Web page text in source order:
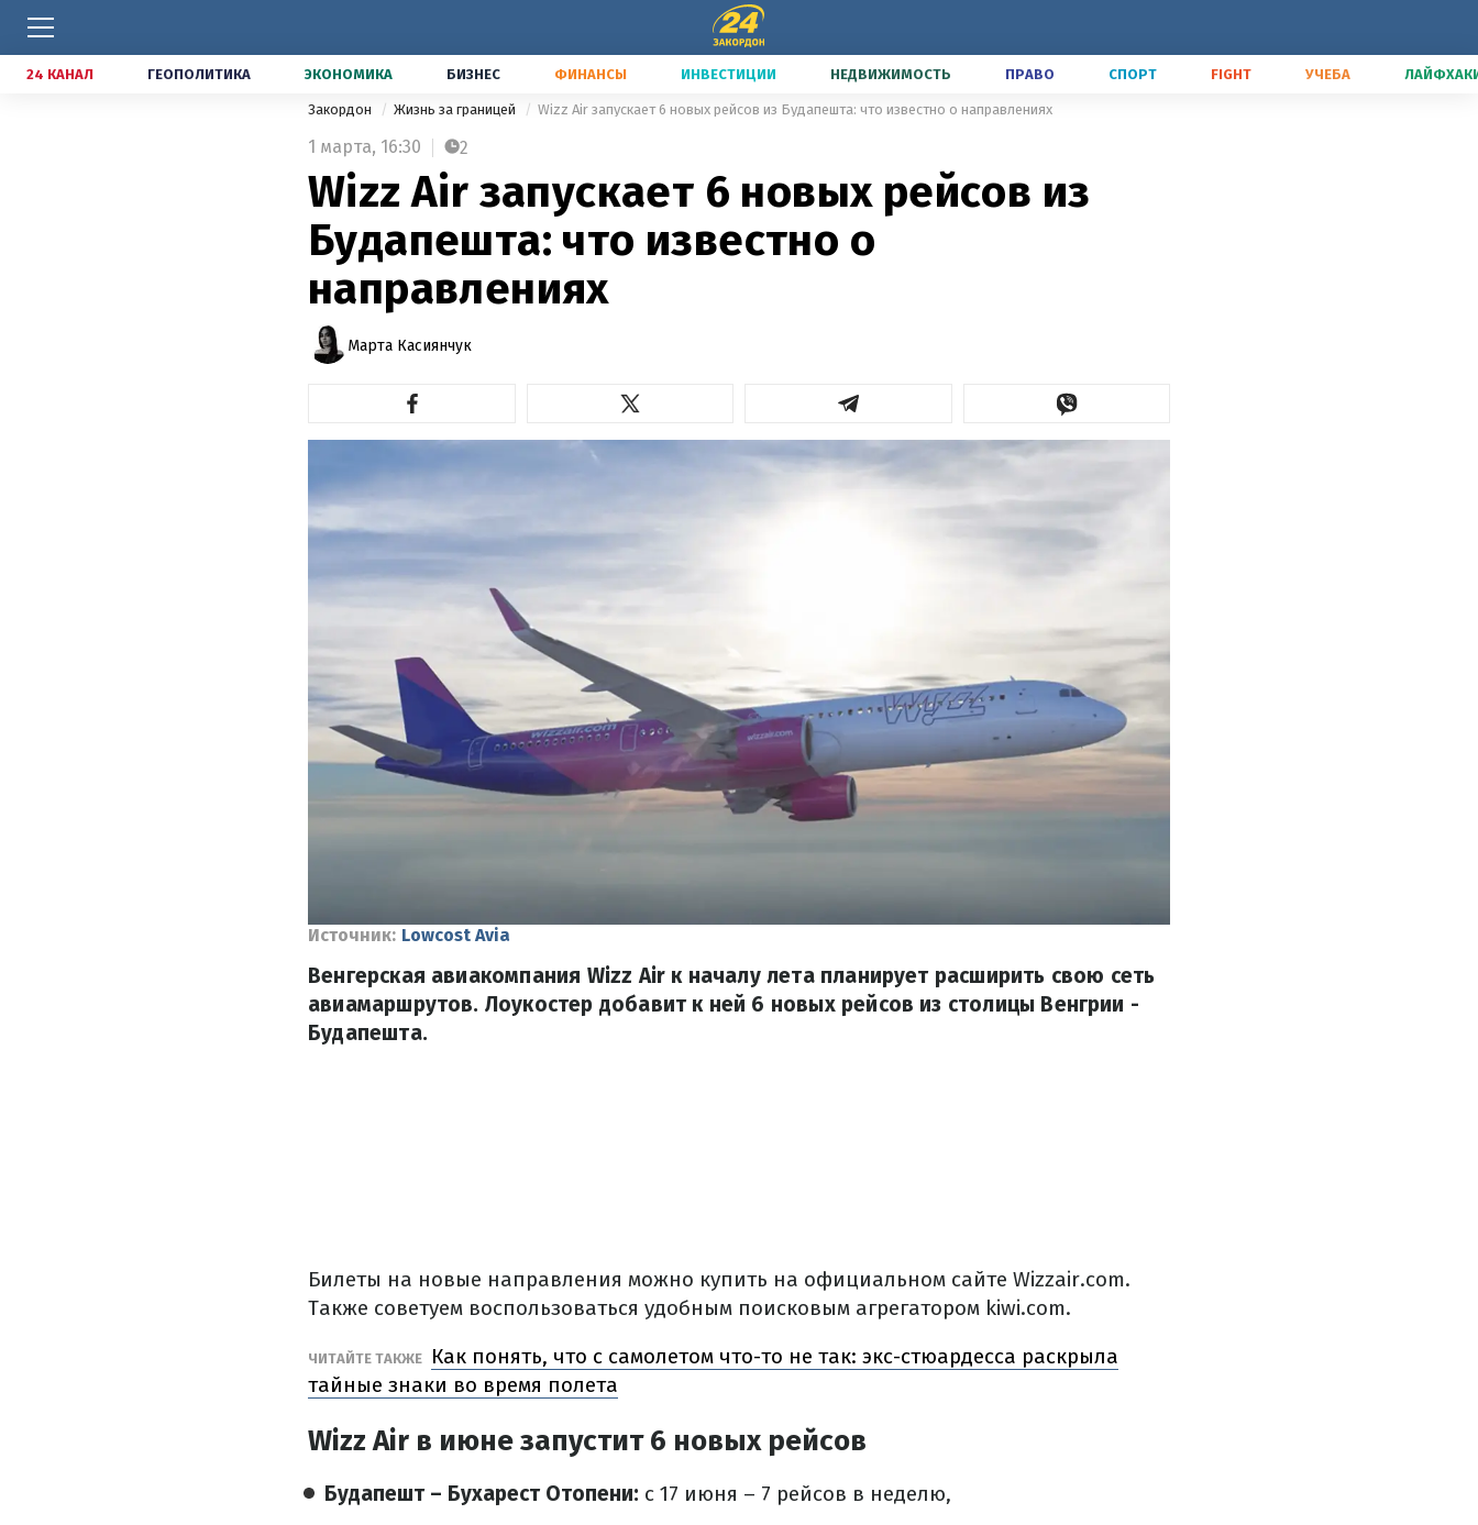
24 КАНАЛ ГЕОПОЛИТИКА ЭКОНОМИКА БИЗНЕС ФИНАНСЫ ИНВЕСТИЦИИ НЕДВИЖИМОСТЬ ПРАВО СПОРТ FIGHT УЧЕБА
Закордон Жизнь за границей Wizz Air запускает 6 новых рейсов из Будапешта: что известно о направлениях
1 марта, 16:30 2
Wizz Air запускает 6 новых рейсов из
Будапешта: что известно о
направлениях
Марта Касиянчук
Источник: Lowcost Avia
Венгерская авиакомпания Wizz Air к началу лета планирует расширить свою сеть
авиамаршрутов. Лоукостер добавит к ней 6 новых рейсов из столицы Венгрии -
Будапешта.
Билеты на новые направления можно купить на официальном сайте Wizzair.com.
Также советуем воспользоваться удобным поисковым агрегатором kiwi.com.
ЧИТАЙТЕ ТАКЖЕ
Как понять, что с самолетом что-то не так: экс-стюардесса раскрыла
тайные знаки во время полета
Wizz Air в июне запустит 6 новых рейсов
Будапешт – Бухарест Отопени: с 17 июня – 7 рейсов в неделю,